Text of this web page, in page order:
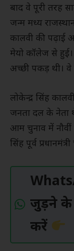
बाद वे पूरी तरह
जन्म मध्य
कालवी की पढ़ाई
मेयो कॉलेज से हुई।
अच्छी पकड़ थी। वे
लोकेन्द्र सिंह
जनता दल के नेता
आम चुनाव में
सिंह पूर्व
जुड़ने के
करें